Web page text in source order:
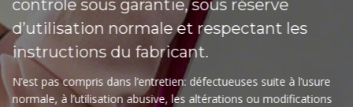
contrôle sous garantie, sous réserve
d’utilisation normale et respectant les
instructions du fabricant.
N’est pas compris dans l’entretien: défectueuses suite à l’usure
normale, à l’utilisation abusive, les altérations ou modifications